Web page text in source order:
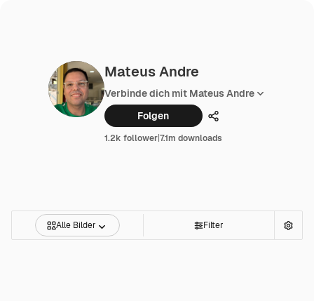
Mateus Andre
Verbinde dich mit Mateus Andre
Folgen
Teilen
1.2k follower|7.1m downloads
Alle Bilder Filter